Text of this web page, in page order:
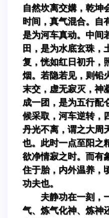
自然坎离交媾，乾坤
时间，真气混合。自
是为河车真动。中间
田，是为水底玄珠，
复，恍如红日初升，
烟。若隐若见，则铅
末交，虚无寂灭，神
成一团，是为五行配
候采取，河车逆转，
丹光不离，谓之大周
也。此时一点至阳之
欲净情寂之时。而有
住于胎，内外温养，
功夫也。
夫静功在一刻，
气、炼气化神、炼神